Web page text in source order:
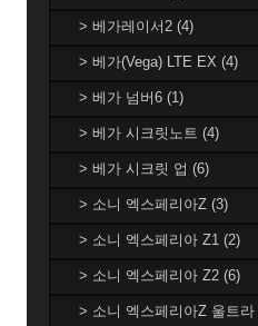
> 베가레이서2 (4)
> 베가(Vega) LTE EX (4)
> 베가 넘버6 (1)
> 베가 시크릿노트 (4)
> 베가 시크릿 업 (6)
> 소니 엑스페리아Z (3)
> 소니 엑스페리아 Z1 (2)
> 소니 엑스페리아 Z2 (6)
> 소니 엑스페리아Z 울트라